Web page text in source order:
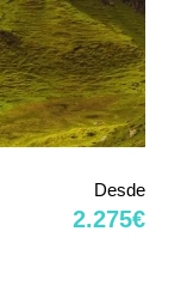
Desde
2.275€